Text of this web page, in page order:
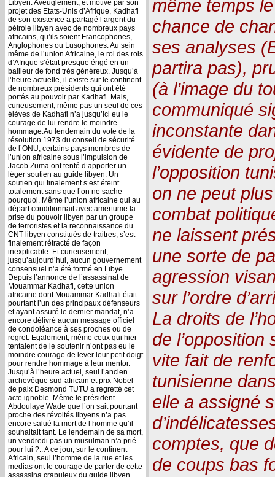
Libyen. Aveuglement, et motivé par son
projet des Etats-Unis d’Afrique, Kadhafi
de son existence a partagé l’argent du
pétrole libyen avec de nombreux pays
africains, qu’ils soient Francophones,
Anglophones ou Lusophones. Au sein
même de l’union Africaine, le roi des rois
d’Afrique s’était presque érigé en un
bailleur de fond très généreux. Jusqu’à
l’heure actuelle, il existe sur le continent
de nombreux présidents qui ont été
portés au pouvoir par Kadhafi. Mais,
curieusement, même pas un seul de ces
élèves de Kadhafi n’a jusqu’ici eu le
courage de lui rendre le moindre
hommage.Au lendemain du vote de la
résolution 1973 du conseil de sécurité
de l’ONU, certains pays membres de
l’union africaine sous l’impulsion de
Jacob Zuma ont tenté d’apporter un
léger soutien au guide libyen. Un
soutien qui finalement s’est éteint
totalement sans que l’on ne sache
pourquoi. Même l’union africaine qui au
départ conditionnait avec amertume la
prise du pouvoir libyen par un groupe
de terroristes et la reconnaissance du
CNT libyen constitués de traitres, s’est
finalement rétracté de façon
inexplicable. Et curieusement,
jusqu’aujourd’hui, aucun gouvernement
consensuel n’a été formé en Libye.
Depuis l’annonce de l’assassinat de
Mouammar Kadhafi, cette union
africaine dont Mouammar Kadhafi était
pourtant l’un des principaux défenseurs
et ayant assuré le dernier mandat, n’a
encore délivré aucun message officiel
de condoléance à ses proches ou de
regret. Egalement, même ceux qui hier
tentaient de le soutenir n’ont pas eu le
moindre courage de lever leur petit doigt
pour rendre hommage à leur mentor.
Jusqu’à l’heure actuel, seul l’ancien
archevêque sud-africain et prix Nobel
de paix Desmond TUTU a regretté cet
acte ignoble. Même le président
Abdoulaye Wade que l’on sait pourtant
proche des révoltés libyens n’a pas
encore salué la mort de l’homme qu’il
souhaitait tant. Le lendemain de sa mort,
un vendredi pas un musulman n’a prié
pour lui ?.. A ce jour, sur le continent
Africain, seul l’homme de la rue et les
medias ont le courage de parler de cette
assassina crapuleux du guide libyen.
même temps
chance de
ses analyses
partira pas),
(à l’image du
communiqué
inconstante
évidente de
l’opposition
on ne peut
combat
ne laissent
une sorte de
agression
sur l’ordre
La droits de
de l’opposition
vite fait de
tunisienne
elle a assigné
comptes, que
de coups bas